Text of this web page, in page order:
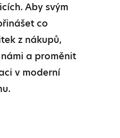
Aby svým
co
z nákupů,
a proměnit
v moderní